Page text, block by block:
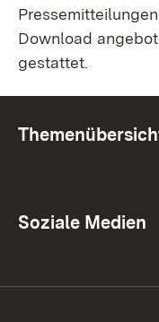
Download
gestattet.
Soziale Medien